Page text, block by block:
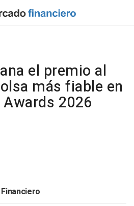
el premio al
más fiable en
2026